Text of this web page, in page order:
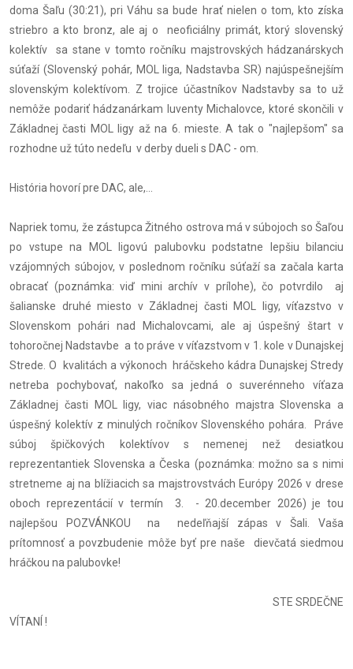
doma Šaľu (30:21), pri Váhu sa bude hrať nielen o tom, kto získa
striebro a kto bronz, ale aj o neoficiálny primát, ktorý slovenský
kolektív sa stane v tomto ročníku majstrovských hádzanárskych
súťaží (Slovenský pohár, MOL liga, Nadstavba SR) najúspešnejším
slovenským kolektívom. Z trojice účastníkov Nadstavby sa to už
nemôže podariť hádzanárkam Iuventy Michalovce, ktoré skončili v
Základnej časti MOL ligy až na 6. mieste. A tak o "najlepšom" sa
rozhodne už túto nedeľu v derby dueli s DAC - om.
História hovorí pre DAC, ale,...
Napriek tomu, že zástupca Žitného ostrova má v súbojoch so Šaľou
po vstupe na MOL ligovú palubovku podstatne lepšiu bilanciu
vzájomných súbojov, v poslednom ročníku súťaží sa začala karta
obracať (poznámka: viď mini archív v prílohe), čo potvrdilo aj
šalianske druhé miesto v Základnej časti MOL ligy, víťazstvo v
Slovenskom pohári nad Michalovcami, ale aj úspešný štart v
tohoročnej Nadstavbe a to práve v víťazstvom v 1. kole v Dunajskej
Strede. O kvalitách a výkonoch hráčskeho kádra Dunajskej Stredy
netreba pochybovať, nakoľko sa jedná o suverénneho víťaza
Základnej časti MOL ligy, viac násobného majstra Slovenska a
úspešný kolektív z minulých ročníkov Slovenského pohára. Práve
súboj špičkových kolektívov s nemenej než desiatkou
reprezentantiek Slovenska a Česka (poznámka: možno sa s nimi
stretneme aj na blížiacich sa majstrovstvách Európy 2026 v drese
oboch reprezentácií v termín 3. - 20.december 2026) je tou
najlepšou POZVÁNKOU na nedeľňajší zápas v Šali. Vaša
prítomnosť a povzbudenie môže byť pre naše dievčatá siedmou
hráčkou na palubovke!
STE SRDEČNE
VÍTANÍ !